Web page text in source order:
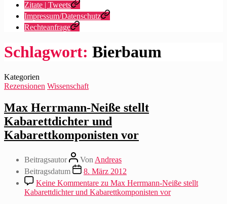
Zitate | Tweets
Impressum/Datenschutz
Rechteanfrage
Schlagwort: Bierbaum
Kategorien
Rezensionen Wissenschaft
Max Herrmann-Neiße stellt
Kabarettdichter und
Kabarettkomponisten vor
Beitragsautor Von Andreas
Beitragsdatum
8. März 2012
Keine Kommentare zu Max Herrmann-Neiße stellt
Kabarettdichter und Kabarettkomponisten vor